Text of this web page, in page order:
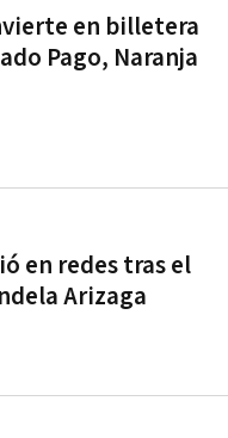
en billetera
Pago, Naranja
en redes tras el
Arizaga